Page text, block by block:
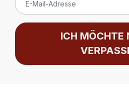
ICH MÖCHTE